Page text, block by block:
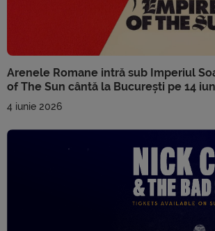
Arenele Romane intră sub Imperiul
of The Sun cântă la București pe 14
4 iunie 2026